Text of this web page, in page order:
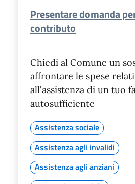
Presentare domanda
contributo
Chiedi al Comune un
affrontare le spese
all'assistenza di un tuo
autosufficiente
Assistenza sociale
Assistenza agli invalidi
Assistenza agli anziani